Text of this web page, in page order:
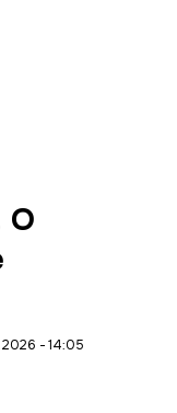
O
- 14:05